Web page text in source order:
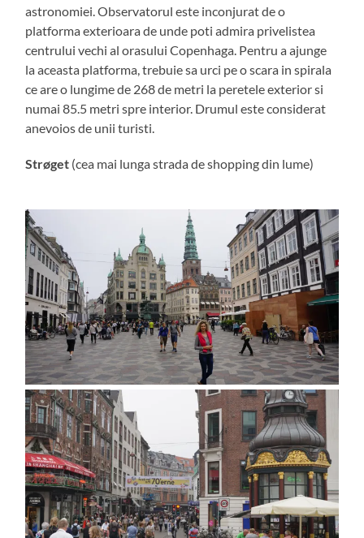
astronomiei. Observatorul este inconjurat de o
platforma exterioara de unde poti admira privelistea
centrului vechi al orasului Copenhaga. Pentru a ajunge
la aceasta platforma, trebuie sa urci pe o scara in spirala
ce are o lungime de 268 de metri la peretele exterior si
numai 85.5 metri spre interior. Drumul este considerat
anevoios de unii turisti.
Strøget (cea mai lunga strada de shopping din lume)